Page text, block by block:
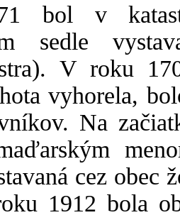
bol v
sedle
V roku
vyhorela,
Na
cez obec
1912 bola